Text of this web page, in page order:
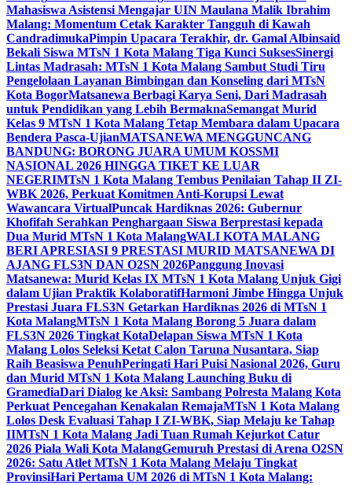
Mahasiswa Asistensi Mengajar UIN Maulana Malik Ibrahim
Malang: Momentum Cetak Karakter Tangguh di Kawah
CandradimukaPimpin Upacara Terakhir, dr. Gamal Albinsaid
Bekali Siswa MTsN 1 Kota Malang Tiga Kunci SuksesSinergi
Lintas Madrasah: MTsN 1 Kota Malang Sambut Studi Tiru
Pengelolaan Layanan Bimbingan dan Konseling dari MTsN
Kota BogorMatsanewa Berbagi Karya Seni, Dari Madrasah
untuk Pendidikan yang Lebih BermaknaSemangat Murid
Kelas 9 MTsN 1 Kota Malang Tetap Membara dalam Upacara
Bendera Pasca-UjianMATSANEWA MENGGUNCANG
BANDUNG: BORONG JUARA UMUM KOSSMI
NASIONAL 2026 HINGGA TIKET KE LUAR
NEGERIMTsN 1 Kota Malang Tembus Penilaian Tahap II ZI-
WBK 2026, Perkuat Komitmen Anti-Korupsi Lewat
Wawancara VirtualPuncak Hardiknas 2026: Gubernur
Khofifah Serahkan Penghargaan Siswa Berprestasi kepada
Dua Murid MTsN 1 Kota MalangWALI KOTA MALANG
BERI APRESIASI 9 PRESTASI MURID MATSANEWA DI
AJANG FLS3N DAN O2SN 2026Panggung Inovasi
Matsanewa: Murid Kelas IX MTsN 1 Kota Malang Unjuk Gigi
dalam Ujian Praktik KolaboratifHarmoni Jimbe Hingga Unjuk
Prestasi Juara FLS3N Getarkan Hardiknas 2026 di MTsN 1
Kota MalangMTsN 1 Kota Malang Borong 5 Juara dalam
FLS3N 2026 Tingkat KotaDelapan Siswa MTsN 1 Kota
Malang Lolos Seleksi Ketat Calon Taruna Nusantara, Siap
Raih Beasiswa PenuhPeringati Hari Puisi Nasional 2026, Guru
dan Murid MTsN 1 Kota Malang Launching Buku di
GramediaDari Dialog ke Aksi: Sambang Polresta Malang Kota
Perkuat Pencegahan Kenakalan RemajaMTsN 1 Kota Malang
Lolos Desk Evaluasi Tahap I ZI-WBK, Siap Melaju ke Tahap
IIMTsN 1 Kota Malang Jadi Tuan Rumah Kejurkot Catur
2026 Piala Wali Kota MalangGemuruh Prestasi di Arena O2SN
2026: Satu Atlet MTsN 1 Kota Malang Melaju Tingkat
ProvinsiHari Pertama UM 2026 di MTsN 1 Kota Malang: